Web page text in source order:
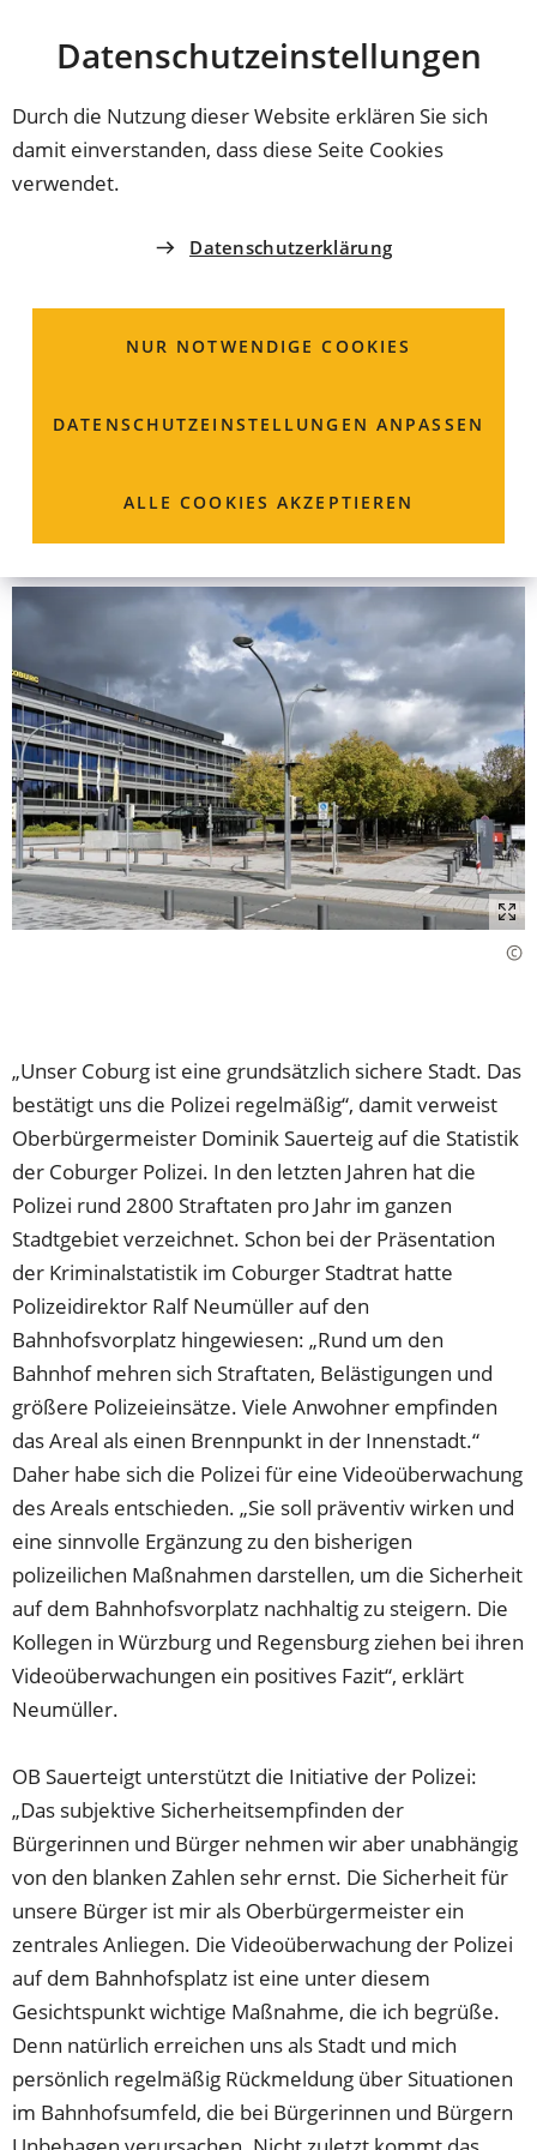
Datenschutz­einstellungen
Durch die Nutzung dieser Website erklären Sie sich
damit einverstanden, dass diese Seite Cookies
verwendet.
Datenschutzerklärung
NUR NOTWENDIGE COOKIES
DATENSCHUTZ­EINSTELLUNGEN ANPASSEN
ALLE COOKIES AKZEPTIEREN
INHALT ANSPRINGEN
Coburg
Sicherheitsgefühl
Laut Polizei gilt Coburg als sichere Stadt. Dennoch
das Sicherheitsgefühl zu stärken, wird dort bis
diese Maßnahme ausdrücklich.
„Unser Coburg ist eine grundsätzlich sichere Stadt. Das
bestätigt uns die Polizei regelmäßig“, damit verweist
Oberbürgermeister Dominik Sauerteig auf die Statistik
der Coburger Polizei. In den letzten Jahren hat die
Polizei rund 2800 Straftaten pro Jahr im ganzen
Stadtgebiet verzeichnet. Schon bei der Präsentation
der Kriminalstatistik im Coburger Stadtrat hatte
Polizeidirektor Ralf Neumüller auf den
Bahnhofsvorplatz hingewiesen: „Rund um den
Bahnhof mehren sich Straftaten, Belästigungen und
größere Polizeieinsätze. Viele Anwohner empfinden
das Areal als einen Brennpunkt in der Innenstadt.“
Daher habe sich die Polizei für eine Videoüberwachung
des Areals entschieden. „Sie soll präventiv wirken und
eine sinnvolle Ergänzung zu den bisherigen
polizeilichen Maßnahmen darstellen, um die Sicherheit
auf dem Bahnhofsvorplatz nachhaltig zu steigern. Die
Kollegen in Würzburg und Regensburg ziehen bei ihren
Videoüberwachungen ein positives Fazit“, erklärt
Neumüller.
OB Sauerteigt unterstützt die Initiative der Polizei:
„Das subjektive Sicherheitsempfinden der
Bürgerinnen und Bürger nehmen wir aber unabhängig
von den blanken Zahlen sehr ernst. Die Sicherheit für
unsere Bürger ist mir als Oberbürgermeister ein
zentrales Anliegen. Die Videoüberwachung der Polizei
auf dem Bahnhofsplatz ist eine unter diesem
Gesichtspunkt wichtige Maßnahme, die ich begrüße.
Denn natürlich erreichen uns als Stadt und mich
persönlich regelmäßig Rückmeldung über Situationen
im Bahnhofsumfeld, die bei Bürgerinnen und Bürgern